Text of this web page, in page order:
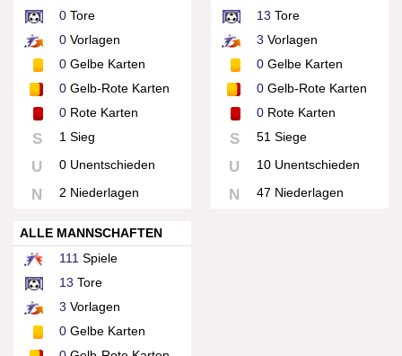
0 Tore
0 Vorlagen
0 Gelbe Karten
0 Gelb-Rote Karten
0 Rote Karten
S 1 Sieg
U 0 Unentschieden
N 2 Niederlagen
13 Tore
3 Vorlagen
0Gelbe Karten
0Gelb-Rote Karten
0Rote Karten
S 51 Siege
U 10 Unentschieden
N 47 Niederlagen
ALLE MANNSCHAFTEN
111 Spiele
13 Tore
3 Vorlagen
0 Gelbe Karten